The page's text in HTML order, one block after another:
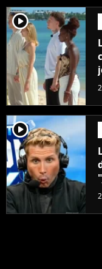
player2
player2